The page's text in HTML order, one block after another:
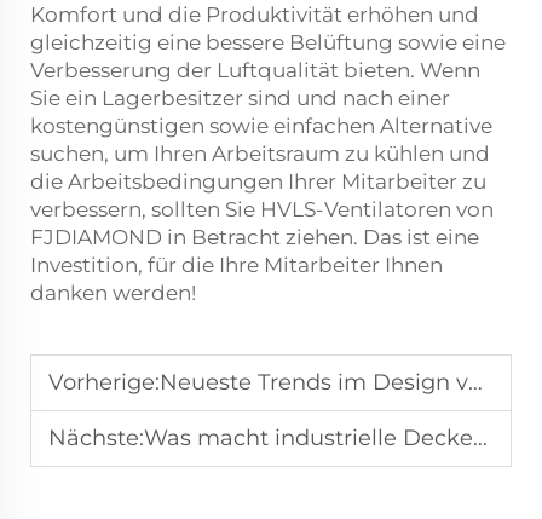
Komfort und die Produktivität erhöhen und
gleichzeitig eine bessere Belüftung sowie eine
Verbesserung der Luftqualität bieten. Wenn
Sie ein Lagerbesitzer sind und nach einer
kostengünstigen sowie einfachen Alternative
suchen, um Ihren Arbeitsraum zu kühlen und
die Arbeitsbedingungen Ihrer Mitarbeiter zu
verbessern, sollten Sie HVLS-Ventilatoren von
FJDIAMOND in Betracht ziehen. Das ist eine
Investition, für die Ihre Mitarbeiter Ihnen
danken werden!
Vorherige:Neueste Trends im Design von wetterfesten Terrassenlüftern für den gewerblichen Gebrauch
Nächste:Was macht industrielle Deckenventilatoren ideal für landwirtschaftliche Anlagen